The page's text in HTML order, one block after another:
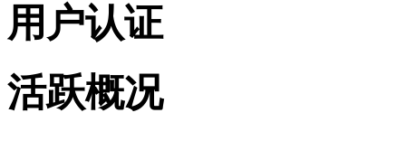
用户认证
活跃概况